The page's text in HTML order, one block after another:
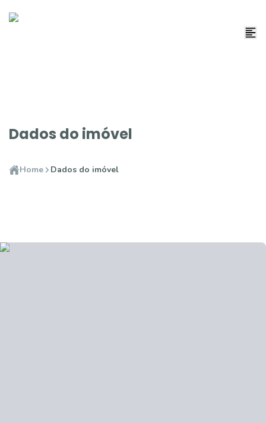
Dados do imóvel
Home Dados do imóvel